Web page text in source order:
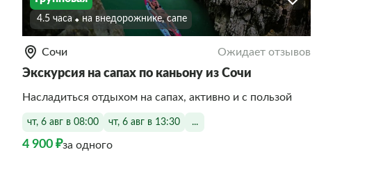
4.5 часа На внедорожнике, сапе
Сочи Ожидает отзывов
Экскурсия на сапах по каньону из Сочи
Насладиться отдыхом на сапах, активно и с пользой
чт, 6 авг в 08:00 чт, 6 авг в 13:30 ...
4 900 ₽за одного